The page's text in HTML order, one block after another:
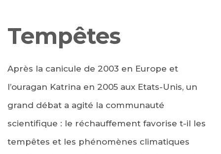
Tempêtes
Après la canicule de 2003 en Europe et
l’ouragan Katrina en 2005 aux Etats-Unis, un
grand débat a agité la communauté
scientifique : le réchauffement favorise t-il les
tempêtes et les phénomènes climatiques